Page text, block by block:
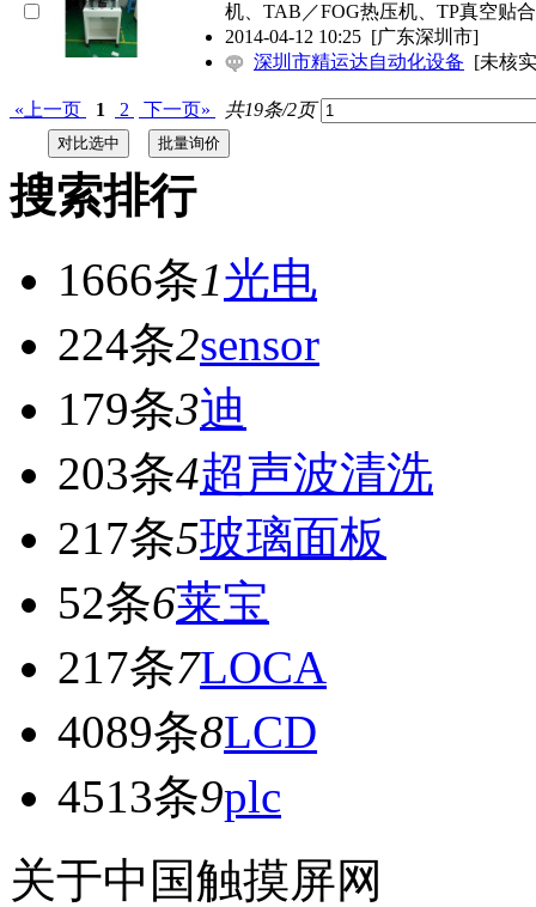
机、TAB／FOG热压机、TP真空贴
2014-04-12 10:25 [广东深圳市]
深圳市精运达自动化设备 [未核
«上一页 1 2 下一页» 共19条/2页
搜索排行
1666条1光电
224条2sensor
179条3迪
203条4超声波清洗
217条5玻璃面板
52条6莱宝
217条7LOCA
4089条8LCD
4513条9plc
关于中国触摸屏网